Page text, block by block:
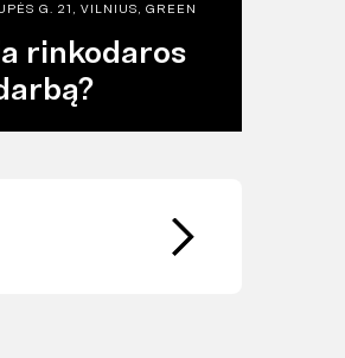
G. 21, VILNIUS, GREEN
rinkodaros